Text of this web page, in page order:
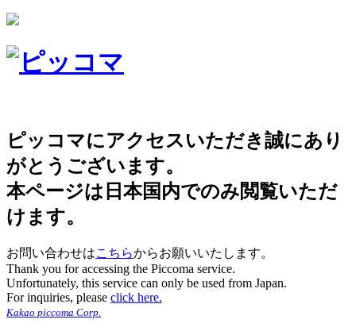
ピッコマにアクセスいただき誠にあり
がとうございます。
本ページは日本国内でのみ閲覧いただ
けます。
お問い合わせはこちらからお願いいたします。
Thank you for accessing the Piccoma service.
Unfortunately, this service can only be used from Japan.
For inquiries, please click here.
Kakao piccoma Corp.